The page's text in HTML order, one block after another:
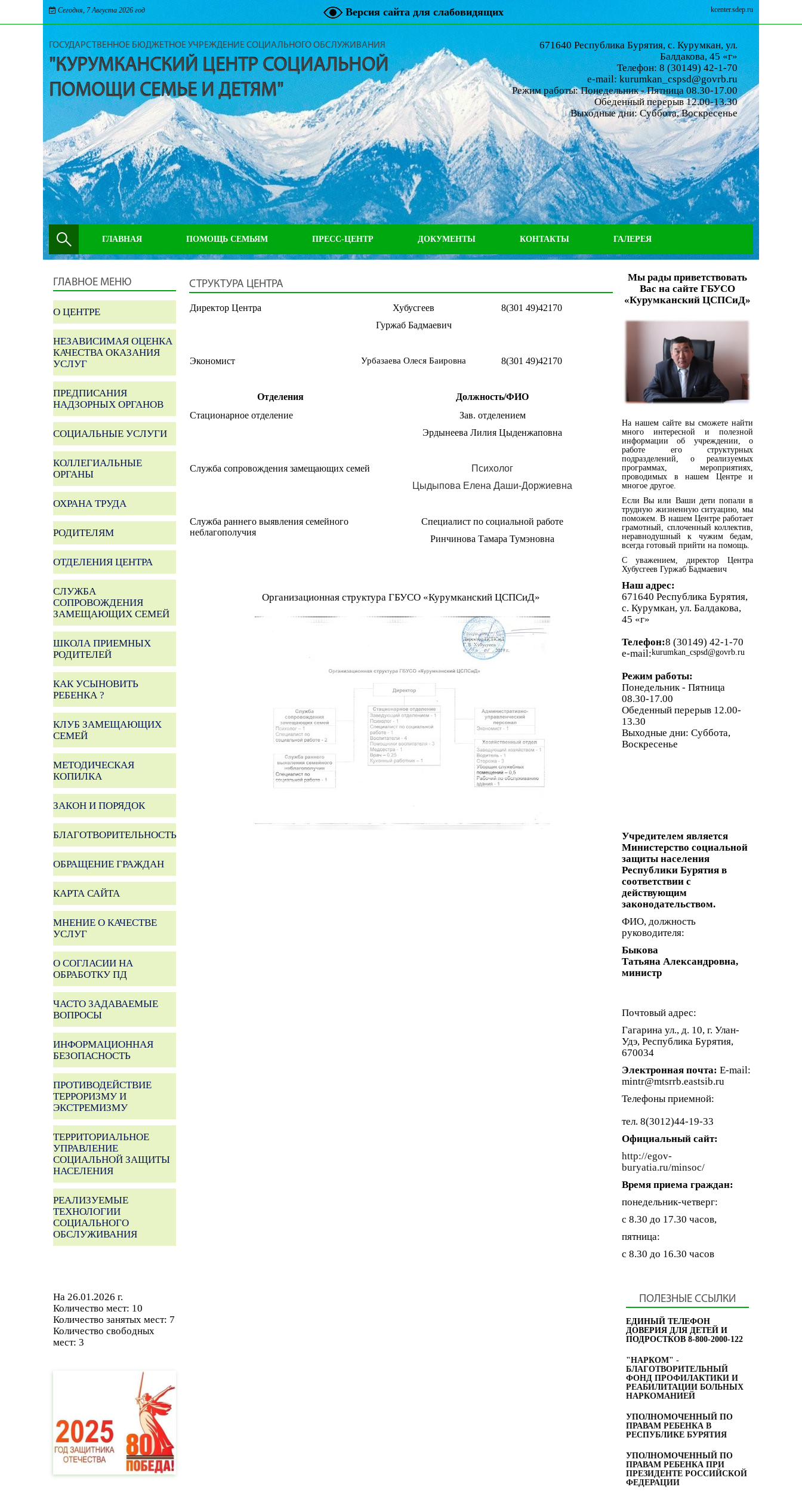
Сегодня, 7 Августа 2026 год Версия сайта для слабовидящих kcenter.sdep.ru
ГОСУДАРСТВЕННОЕ БЮДЖЕТНОЕ УЧРЕЖДЕНИЕ СОЦИАЛЬНОГО ОБСЛУЖИВАНИЯ
"КУРУМКАНСКИЙ ЦЕНТР СОЦИАЛЬНОЙ
ПОМОЩИ СЕМЬЕ И ДЕТЯМ"
671640 Республика Бурятия, с. Курумкан, ул.
Балдакова, 45 «г»
Телефон: 8 (30149) 42-1-70
e-mail: kurumkan_cspsd@govrb.ru
Режим работы: Понедельник - Пятница 08.30-17.00
Обеденный перерыв 12.00-13.30
Выходные дни: Суббота, Воскресенье
ГЛАВНАЯ ПОМОЩЬ СЕМЬЯМ ПРЕСС-ЦЕНТР ДОКУМЕНТЫ КОНТАКТЫ ГАЛЕРЕЯ
ГЛАВНОЕ МЕНЮ
О ЦЕНТРЕ
НЕЗАВИСИМАЯ ОЦЕНКА
КАЧЕСТВА ОКАЗАНИЯ
УСЛУГ
ПРЕДПИСАНИЯ
НАДЗОРНЫХ ОРГАНОВ
СОЦИАЛЬНЫЕ УСЛУГИ
КОЛЛЕГИАЛЬНЫЕ
ОРГАНЫ
ОХРАНА ТРУДА
РОДИТЕЛЯМ
ОТДЕЛЕНИЯ ЦЕНТРА
СЛУЖБА
СОПРОВОЖДЕНИЯ
ЗАМЕЩАЮЩИХ СЕМЕЙ
ШКОЛА ПРИЕМНЫХ
РОДИТЕЛЕЙ
КАК УСЫНОВИТЬ
РЕБЕНКА ?
КЛУБ ЗАМЕЩАЮЩИХ
СЕМЕЙ
МЕТОДИЧЕСКАЯ
КОПИЛКА
ЗАКОН И ПОРЯДОК
БЛАГОТВОРИТЕЛЬНОСТЬ
ОБРАЩЕНИЕ ГРАЖДАН
КАРТА САЙТА
МНЕНИЕ О КАЧЕСТВЕ
УСЛУГ
О СОГЛАСИИ НА
ОБРАБОТКУ ПД
ЧАСТО ЗАДАВАЕМЫЕ
ВОПРОСЫ
ИНФОРМАЦИОННАЯ
БЕЗОПАСНОСТЬ
ПРОТИВОДЕЙСТВИЕ
ТЕРРОРИЗМУ И
ЭКСТРЕМИЗМУ
ТЕРРИТОРИАЛЬНОЕ
УПРАВЛЕНИЕ
СОЦИАЛЬНОЙ ЗАЩИТЫ
НАСЕЛЕНИЯ
РЕАЛИЗУЕМЫЕ
ТЕХНОЛОГИИ
СОЦИАЛЬНОГО
ОБСЛУЖИВАНИЯ
На 26.01.2026 г.
Количество мест: 10
Количество занятых мест: 7
Количество свободных
мест: 3
СТРУКТУРА ЦЕНТРА
Директор Центра
Хубусгеев
Гуржаб Бадмаевич
8(301 49)42170
Экономист Урбазаева Олеся Баировна 8(301 49)42170
Отделения
Должность/ФИО
Стационарное отделение
Зав. отделением
Эрдынеева Лилия Цыденжаповна
Служба сопровождения замещающих семей
Психолог
Цыдыпова Елена Даши-Доржиевна
Служба раннего выявления семейного
неблагополучия
Специалист по социальной работе
Ринчинова Тамара Тумэновна
Организационная структура ГБУСО «Курумканский ЦСПСиД»
Мы рады приветствовать
Вас на сайте ГБУСО
«Курумканский ЦСПСиД»
На нашем сайте вы сможете найти
много интересной и полезной
информации об учреждении, о
работе его структурных
подразделений, о реализуемых
программах, мероприятиях,
проводимых в нашем Центре и
многое другое.
Если Вы или Ваши дети попали в
трудную жизненную ситуацию, мы
поможем. В нашем Центре работает
грамотный, сплоченный коллектив,
неравнодушный к чужим бедам,
всегда готовый прийти на помощь.
С уважением, директор Центра
Хубусгеев Гуржаб Бадмаевич
Наш адрес:
671640 Республика Бурятия,
с. Курумкан, ул. Балдакова,
45 «г»
Телефон:8 (30149) 42-1-70
e-mail:kurumkan_cspsd@govrb.ru
Режим работы:
Понедельник - Пятница
08.30-17.00
Обеденный перерыв 12.00-
13.30
Выходные дни: Суббота,
Воскресенье
Учредителем является
Министерство социальной
защиты населения
Республики Бурятия в
соответствии с
действующим
законодательством.
ФИО, должность
руководителя:
Быкова
Татьяна Александровна,
министр
Почтовый адрес:
Гагарина ул., д. 10, г. Улан-
Удэ, Республика Бурятия,
670034
Электронная почта: E-mail:
mintr@mtsrrb.eastsib.ru
Телефоны приемной:
тел. 8(3012)44-19-33
Официальный сайт:
http://egov-
buryatia.ru/minsoc/
Время приема граждан:
понедельник-четверг:
с 8.30 до 17.30 часов,
пятница:
с 8.30 до 16.30 часов
ПОЛЕЗНЫЕ ССЫЛКИ
ЕДИНЫЙ ТЕЛЕФОН
ДОВЕРИЯ ДЛЯ ДЕТЕЙ И
ПОДРОСТКОВ 8-800-2000-122
"НАРКОМ" -
БЛАГОТВОРИТЕЛЬНЫЙ
ФОНД ПРОФИЛАКТИКИ И
РЕАБИЛИТАЦИИ БОЛЬНЫХ
НАРКОМАНИЕЙ
УПОЛНОМОЧЕННЫЙ ПО
ПРАВАМ РЕБЕНКА В
РЕСПУБЛИКЕ БУРЯТИЯ
УПОЛНОМОЧЕННЫЙ ПО
ПРАВАМ РЕБЕНКА ПРИ
ПРЕЗИДЕНТЕ РОССИЙСКОЙ
ФЕДЕРАЦИИ